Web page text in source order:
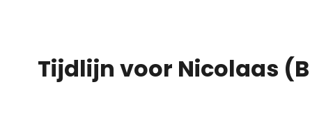
Tijdlijn voor Nicolaas